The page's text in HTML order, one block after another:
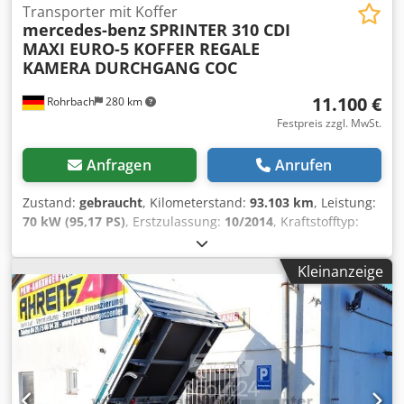
Rohrbach 280 km
Transporter mit Koffer
mercedes-benzSPRINTER 310 CDI
MAXI EURO-5 KOFFER REGALE
KAMERA DURCHGANG COC
11.100 €
Festpreis zzgl. MwSt.
Anfragen Anrufen
Zustand: gebraucht, Kilometerstand: 93.103 km, Leistung:
70 kW (95,17 PS), Erstzulassung: 10/2014, Kraftstofftyp:
2.570 kg, maximales Ladegewicht:
kg, Gesamtgewicht:3.500 kg, Achsen-Konfiguration:4x2,
Radstand:4.325 mm , Kraftstoff:
, CO₂-Emissionen:
259 g/km, Kraftstoffverbrauch (innerorts): 11,1 l/100km,
Kraftstoffverbrauch (außerorts):9,2 l/100km
Kraftstoffverbrauch (kombiniert):9,8 l/100km, Farbe:
Fahrerkabine: Sonstige , Getriebetyp:Automatisch,
Emissionsklasse:Euro5 , Federung:Sonstige , Anzahl der
Sitzplätze:
, Gesamtlänge:7.057 mm, Laderaumlänge:
Kleinanzeige